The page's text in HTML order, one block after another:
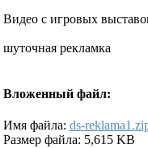
Видео с игровых
шуточная рекламка
Вложенный файл:
Имя файла: ds-
Размер файла: 5,615 KB